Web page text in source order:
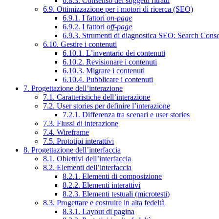
6.9. Ottimizzazione per i motori di ricerca (SEO)
6.9.1. I fattori on-page
6.9.2. I fattori off-page
6.9.3. Strumenti di diagnostica SEO: Search
6.10. Gestire i contenuti
6.10.1. L’inventario dei contenuti
6.10.2. Revisionare i contenuti
6.10.3. Migrare i contenuti
6.10.4. Pubblicare i contenuti
7. Progettazione dell’interazione
7.1. Caratteristiche dell’interazione
7.2. User stories per definire l’interazione
7.2.1. Differenza tra scenari e user stories
7.3. Flussi di interazione
7.4. Wireframe
7.5. Prototipi interattivi
8. Progettazione dell’interfaccia
8.1. Obiettivi dell’interfaccia
8.2. Elementi dell’interfaccia
8.2.1. Elementi di composizione
8.2.2. Elementi interattivi
8.2.3. Elementi testuali (microtesti)
8.3. Progettare e costruire in alta fedeltà
8.3.1. Layout di pagina